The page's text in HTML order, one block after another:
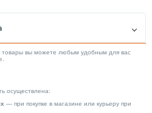
товары вы можете любым удобным для вас
осуществлена:
— при покупке в магазине или курьеру при